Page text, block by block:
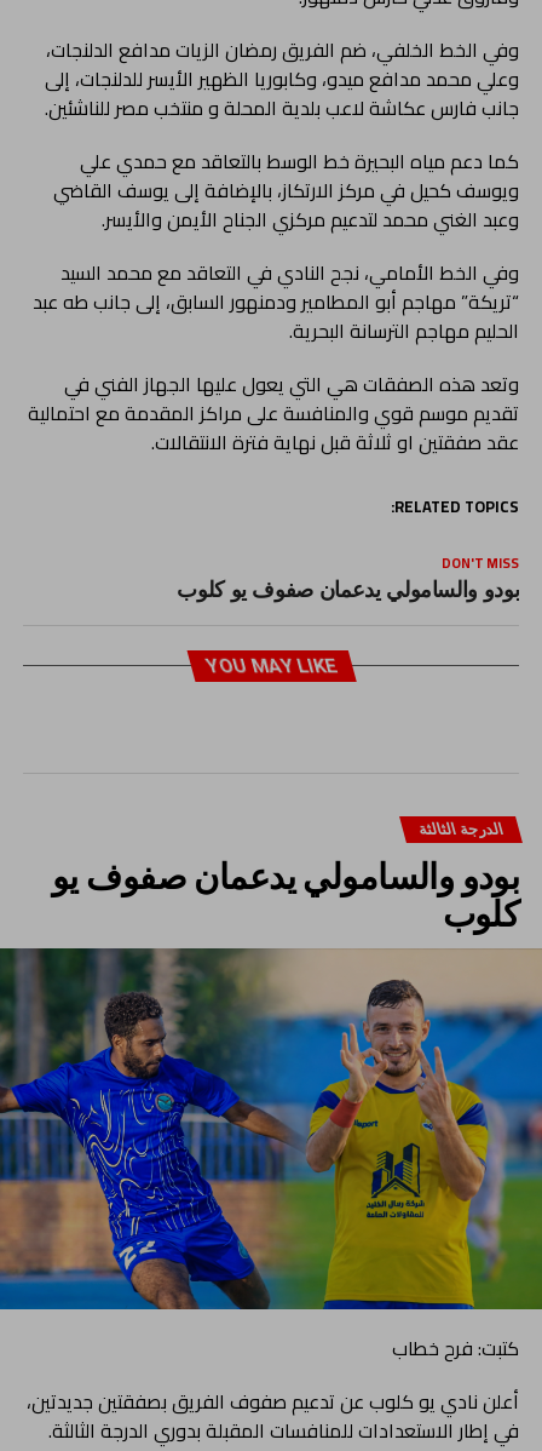
وفي الخط الخلفي، ضم الفريق رمضان الزيات مدافع الدلنجات،
وعلي محمد مدافع ميدو، وكابوريا الظهير الأيسر للدلنجات، إلى
جانب فارس عكاشة لاعب بلدية المحلة و منتخب مصر للناشئين.
كما دعم مياه البحيرة خط الوسط بالتعاقد مع حمدي علي
ويوسف كحيل في مركز الارتكاز، بالإضافة إلى يوسف القاضي
وعبد الغني محمد لتدعيم مركزي الجناح الأيمن والأيسر.
وفي الخط الأمامي، نجح النادي في التعاقد مع محمد السيد
“تريكة” مهاجم أبو المطامير ودمنهور السابق، إلى جانب طه عبد
الحليم مهاجم الترسانة البحرية.
وتعد هذه الصفقات هي التي يعول عليها الجهاز الفني في
تقديم موسم قوي والمنافسة على مراكز المقدمة مع احتمالية
عقد صفقتين او ثلاثة قبل نهاية فترة الانتقالات.
RELATED TOPICS:
DON'T MISS
بودو والسامولي يدعمان صفوف يو كلوب
YOU MAY LIKE
الدرجة الثالثة
بودو والسامولي يدعمان صفوف يو
كلوب
كتبت: فرح خطاب
أعلن نادي يو كلوب عن تدعيم صفوف الفريق بصفقتين جديدتين،
في إطار الاستعدادات للمنافسات المقبلة بدوري الدرجة الثالثة.